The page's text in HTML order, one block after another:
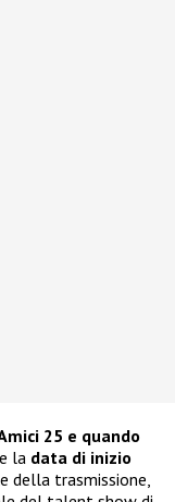
25 e quando
la data di inizio
della trasmissione,